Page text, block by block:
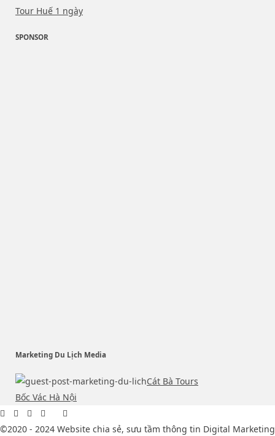
Tour Huế 1 ngày
SPONSOR
Marketing Du Lịch Media
Cát Bà Tours
Bốc Vác Hà Nội
©2020 - 2024 Website chia sẻ, sưu tầm thông tin Digital Marketing